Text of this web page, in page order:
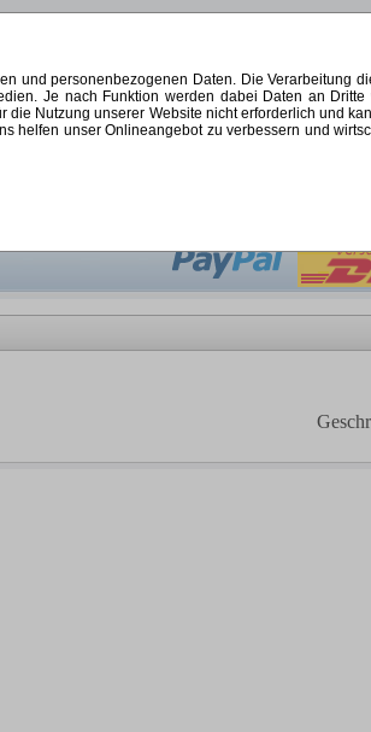
und personenbezogenen Daten. Die Verarbeitung
Je nach Funktion werden dabei Daten an
Nutzung unserer Website nicht erforderlich und
unser Onlineangebot zu verbessern und